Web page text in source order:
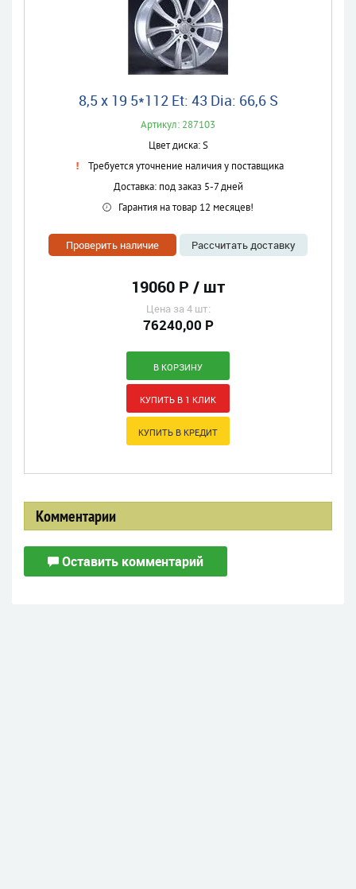
8,5 x 19 5*112 Et: 43 Dia: 66,6 S
Артикул: 287103
Цвет диска: S
Требуется уточнение наличия у поставщика
Доставка: под заказ 5-7 дней
Гарантия на товар 12 месяцев!
Проверить наличие Рассчитать доставку
19060 Р / шт
Цена за 4 шт:
76240,00 Р
Комментарии
Оставить комментарий